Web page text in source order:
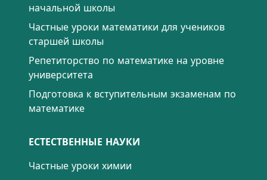
начальной школы
Частные уроки математики для учеников
старшей школы
Репетиторство по математике на уровне
университета
Подготовка к вступительным экзаменам по
математике
ЕСТЕСТВЕННЫЕ НАУКИ
Частные уроки химии